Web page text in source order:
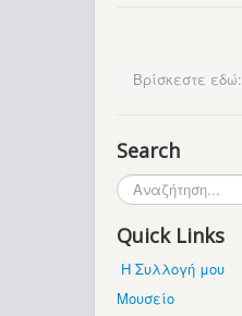
Βρίσκεστε εδώ:
Search
Αναζήτηση...
Quick Links
Η Συλλογή μου
Μουσείο